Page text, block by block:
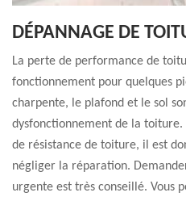
DÉPANNAGE DE
La perte de performance de
fonctionnement pour quelques
charpente, le plafond et le sol
dysfonctionnement de la
de résistance de toiture, il est
négliger la réparation.
urgente est très conseillé. Vous